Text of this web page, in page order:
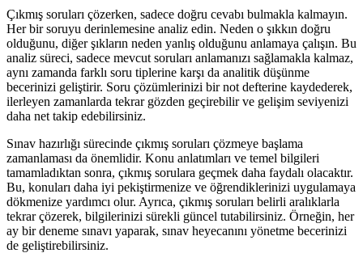
Çıkmış soruları çözerken, sadece doğru cevabı bulmakla kalmayın.
Her bir soruyu derinlemesine analiz edin. Neden o şıkkın doğru
olduğunu, diğer şıkların neden yanlış olduğunu anlamaya çalışın. Bu
analiz süreci, sadece mevcut soruları anlamanızı sağlamakla kalmaz,
aynı zamanda farklı soru tiplerine karşı da analitik düşünme
becerinizi geliştirir. Soru çözümlerinizi bir not defterine kaydederek,
ilerleyen zamanlarda tekrar gözden geçirebilir ve gelişim seviyenizi
daha net takip edebilirsiniz.
Sınav hazırlığı sürecinde çıkmış soruları çözmeye başlama
zamanlaması da önemlidir. Konu anlatımları ve temel bilgileri
tamamladıktan sonra, çıkmış sorulara geçmek daha faydalı olacaktır.
Bu, konuları daha iyi pekiştirmenize ve öğrendiklerinizi uygulamaya
dökmenize yardımcı olur. Ayrıca, çıkmış soruları belirli aralıklarla
tekrar çözerek, bilgilerinizi sürekli güncel tutabilirsiniz. Örneğin, her
ay bir deneme sınavı yaparak, sınav heyecanını yönetme becerinizi
de geliştirebilirsiniz.